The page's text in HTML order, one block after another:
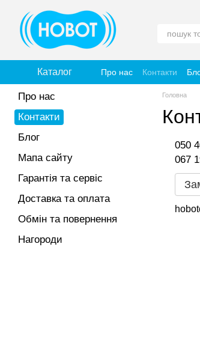
Перейти до основного контенту
Каталог Про нас Контакти
Головна
050
067
Про нас
Контакти
Блог
Мапа сайту
Гарантія та сервіс
Доставка та оплата
Обмін та повернення
Нагороди